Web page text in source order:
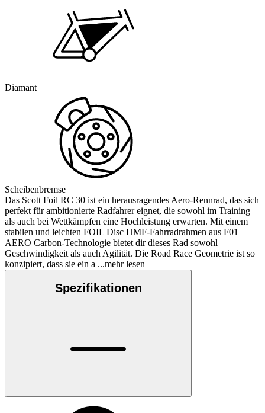
Diamant
Scheibenbremse
Das Scott Foil RC 30 ist ein herausragendes Aero-Rennrad, das sich
perfekt für ambitionierte Radfahrer eignet, die sowohl im Training
als auch bei Wettkämpfen eine Hochleistung erwarten. Mit einem
stabilen und leichten FOIL Disc HMF-Fahrradrahmen aus F01
AERO Carbon-Technologie bietet dir dieses Rad sowohl
Geschwindigkeit als auch Agilität. Die Road Race Geometrie ist so
konzipiert, dass sie ein a ...mehr lesen
Spezifikationen